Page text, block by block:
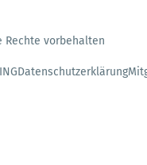
Rechte vorbehalten
Datenschutzerklärung